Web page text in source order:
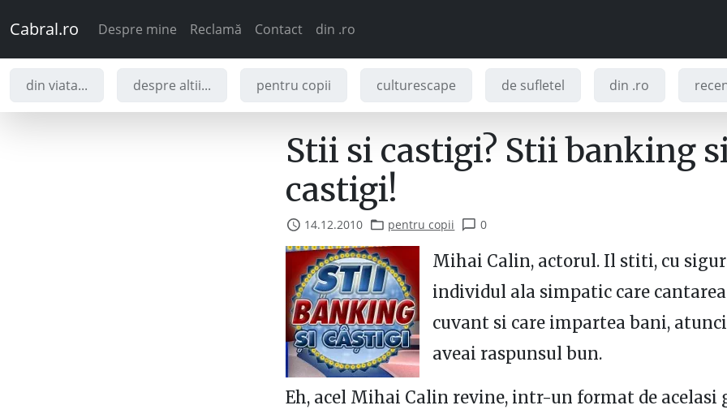
Cabral.ro Despre mine Reclamă Contact din .ro
din viata... despre altii... pentru copii culturescape de sufletel din .ro
Stii si castigi? Stii banking
castigi!
14.12.2010 pentru copii 0
Mihai Calin, actorul. Il stiti, cu
individul ala simpatic care
cuvant si care impartea bani,
aveai raspunsul bun.
Eh, acel Mihai Calin revine, intr-un format de acelasi